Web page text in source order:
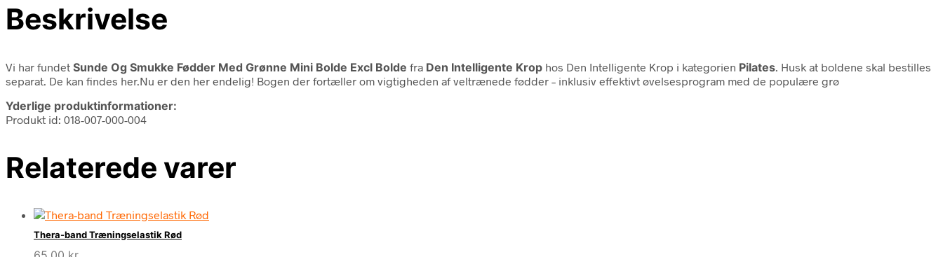
Beskrivelse
Vi har fundet Sunde Og Smukke Fødder Med Grønne Mini Bolde Excl Bolde fra Den Intelligente Krop hos Den Intelligente Krop i kategorien Pilates . Husk at boldene skal bestilles
separat. De kan findes her.Nu er den her endelig! Bogen der fortæller om vigtigheden af veltrænede fødder – inklusiv effektivt øvelsesprogram med de populære grø
Yderlige produktinformationer:
Produkt id: 018-007-000-004
Relaterede varer
Thera-band Træningselastik Rød